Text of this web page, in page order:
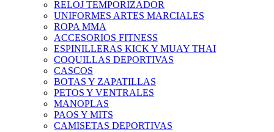
RELOJ TEMPORIZADOR
UNIFORMES ARTES MARCIALES
ROPA MMA
ACCESORIOS FITNESS
ESPINILLERAS KICK Y MUAY THAI
COQUILLAS DEPORTIVAS
CASCOS
BOTAS Y ZAPATILLAS
PETOS Y VENTRALES
MANOPLAS
PAOS Y MITS
CAMISETAS DEPORTIVAS